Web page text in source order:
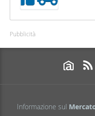
Pubblicità
Informazione sul